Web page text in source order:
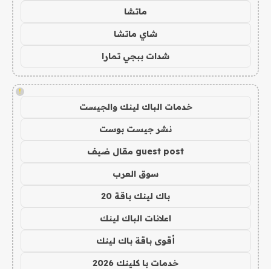
ماتشا
شاي ماتشا
شدات ببجي تمارا
!
خدمات الباك لينك والجيست
نشر جيست بوست
guest post مقال ضيف
سوق العرب
باك لينك باقة 20
اعلانات الباك لينك
أقوى باقة باك لينك
خدمات با كلينك 2026